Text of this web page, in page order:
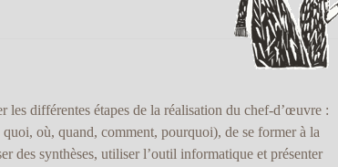
différentes étapes de la réalisation du chef-d’œuvre :
où, quand, comment, pourquoi), de se former à la
des synthèses, utiliser l’outil informatique et présenter